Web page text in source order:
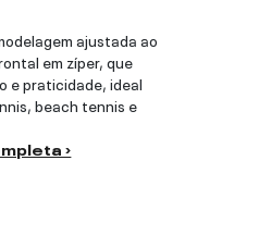
ajustada ao
em zíper, que
e praticidade, ideal
beach tennis e
›